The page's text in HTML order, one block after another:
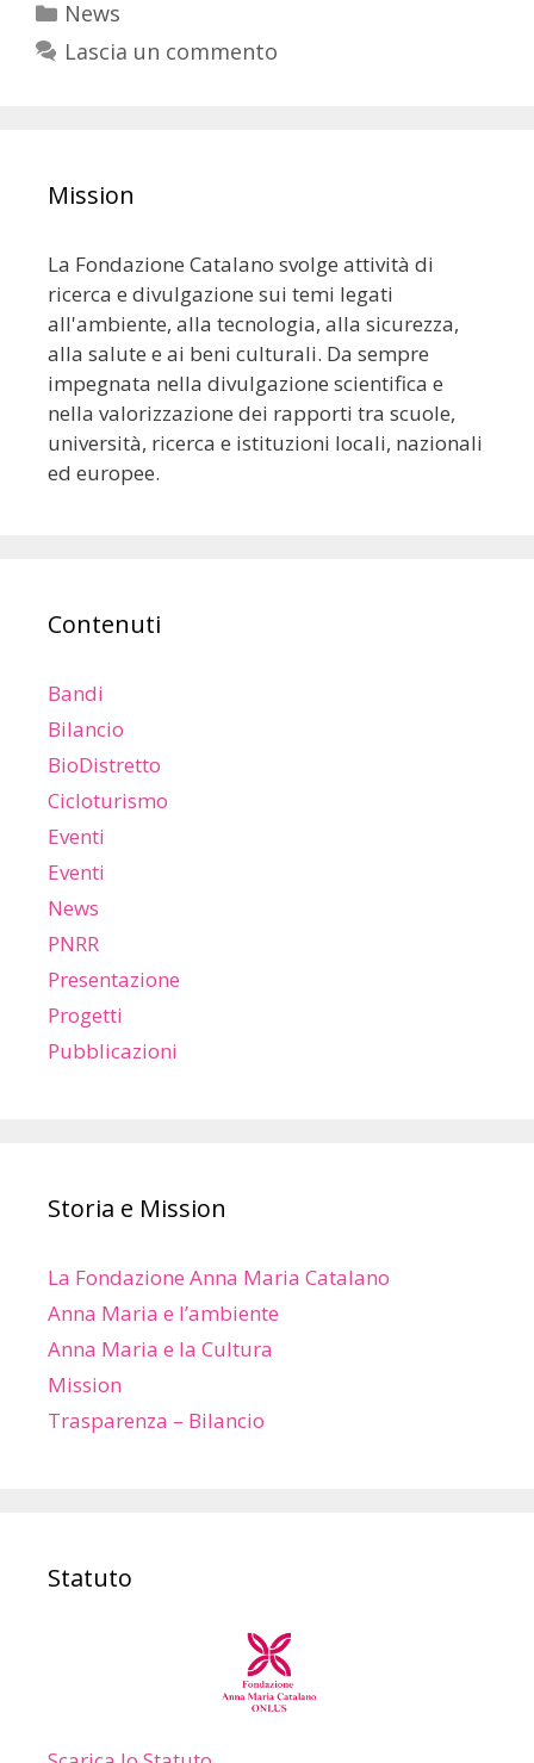
News
Lascia un commento
Mission
La Fondazione Catalano svolge attività di
ricerca e divulgazione sui temi legati
all'ambiente, alla tecnologia, alla sicurezza,
alla salute e ai beni culturali. Da sempre
impegnata nella divulgazione scientifica e
nella valorizzazione dei rapporti tra scuole,
università, ricerca e istituzioni locali, nazionali
ed europee.
Contenuti
Bandi
Bilancio
BioDistretto
Cicloturismo
Eventi
Eventi
News
PNRR
Presentazione
Progetti
Pubblicazioni
Storia e Mission
La Fondazione Anna Maria Catalano
Anna Maria e l’ambiente
Anna Maria e la Cultura
Mission
Trasparenza – Bilancio
Statuto